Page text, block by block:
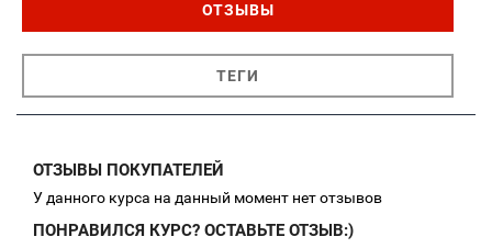
ОТЗЫВЫ
ТЕГИ
ОТЗЫВЫ ПОКУПАТЕЛЕЙ
У данного курса на данный момент нет отзывов
ПОНРАВИЛСЯ КУРС? ОСТАВЬТЕ ОТЗЫВ:)